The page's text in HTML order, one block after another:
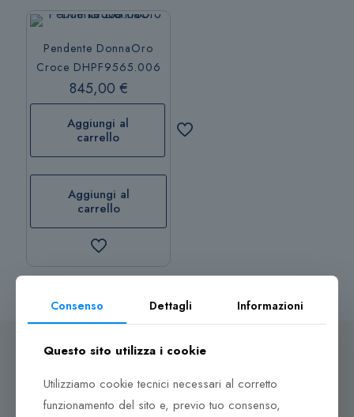
Pendente DonnaOro
Croce DHPF9565.006
845,00 €
Aggiungi al
carrello
Aggiungi al
carrello
Dove ci puoi trovare
Consenso Dettagli Informazioni
Questo sito utilizza i cookie
Utilizziamo cookie tecnici necessari al corretto
funzionamento del sito e, previo tuo consenso,